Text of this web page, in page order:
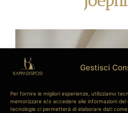
Gestisci
Per fornire le migliori esperienze, utilizziamo
memorizzare e/o accedere alle informazioni
tecnologie ci permetterà di elaborare dati